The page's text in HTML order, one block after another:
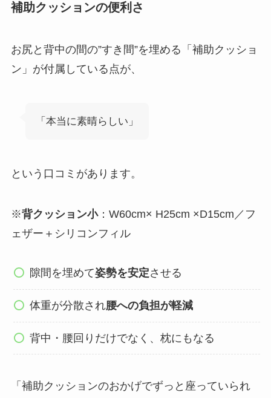
補助クッションの便利さ
お尻と背中の間の”すき間”を埋める「補助クッショ
ン」が付属している点が、
「本当に素晴らしい」
という口コミがあります。
※背クッション小：W60cm× H25cm ×D15cm／フ
ェザー＋シリコンフィル
隙間を埋めて姿勢を安定させる
体重が分散され腰への負担が軽減
背中・腰回りだけでなく、枕にもなる
「補助クッションのおかげでずっと座っていられ